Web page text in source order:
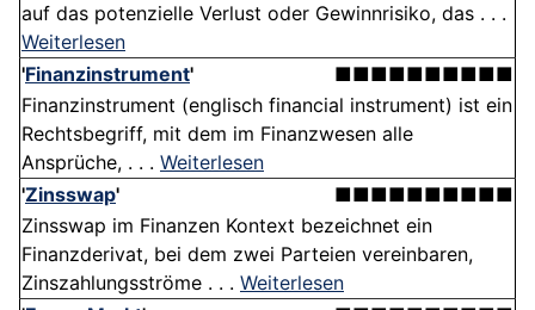
auf das potenzielle Verlust oder Gewinnrisiko, das . . .
Weiterlesen
'Finanzinstrument'
■■■■■■■■■■
Finanzinstrument (englisch financial instrument) ist ein
Rechtsbegriff, mit dem im Finanzwesen alle
Ansprüche, . . . Weiterlesen
'Zinsswap'
■■■■■■■■■■
Zinsswap im Finanzen Kontext bezeichnet ein
Finanzderivat, bei dem zwei Parteien vereinbaren,
Zinszahlungsströme . . . Weiterlesen